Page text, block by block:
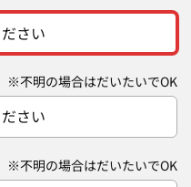
さい
※不明の場合はだいたいでOK
さい
※不明の場合はだいたいでOK